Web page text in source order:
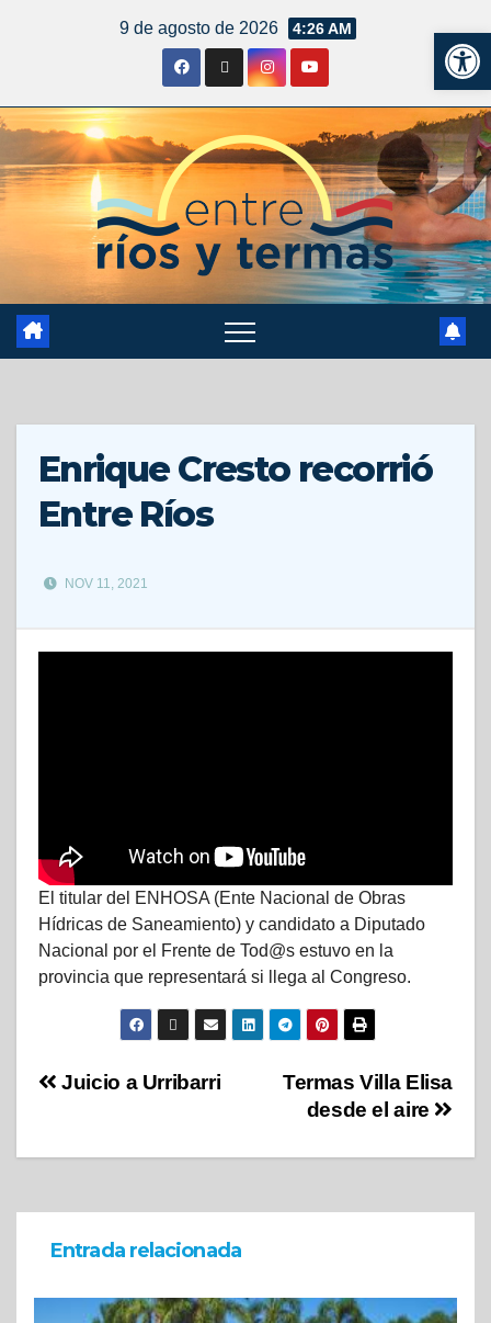
9 de agosto de 2026 4:26 AM
Enrique Cresto recorrió
Entre Ríos
NOV 11, 2021
El titular del ENHOSA (Ente Nacional de Obras
Hídricas de Saneamiento) y candidato a Diputado
Nacional por el Frente de Tod@s estuvo en la
provincia que representará si llega al Congreso.
Termas Villa Elisa
desde el aire
Juicio a Urribarri
Entrada relacionada